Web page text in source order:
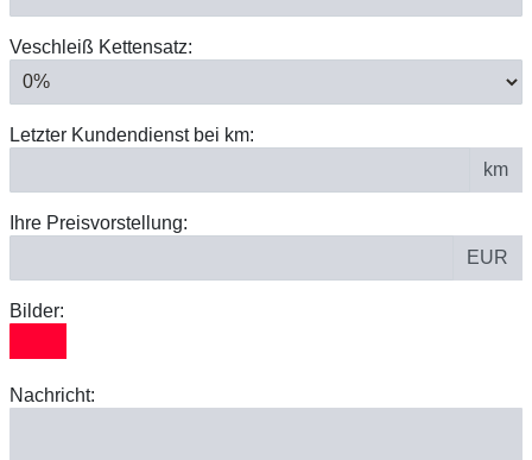
Veschleiß Kettensatz:
Letzter Kundendienst bei km:
km
Ihre Preisvorstellung:
EUR
Bilder:
Nachricht: